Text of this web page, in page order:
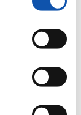
(1856-1920)
omkring i
er